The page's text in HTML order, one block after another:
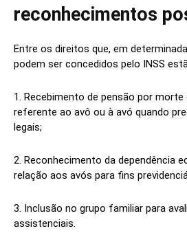
reconhecimentos
Entre os direitos que, em
podem ser concedidos pelo INSS
1. Recebimento de pensão por
referente ao avô ou à avó quando
legais;
2. Reconhecimento da dependência
relação aos avós para fins
3. Inclusão no grupo familiar para
assistenciais.